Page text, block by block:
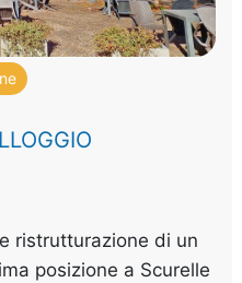
ristrutturazione di un
posizione a Scurelle